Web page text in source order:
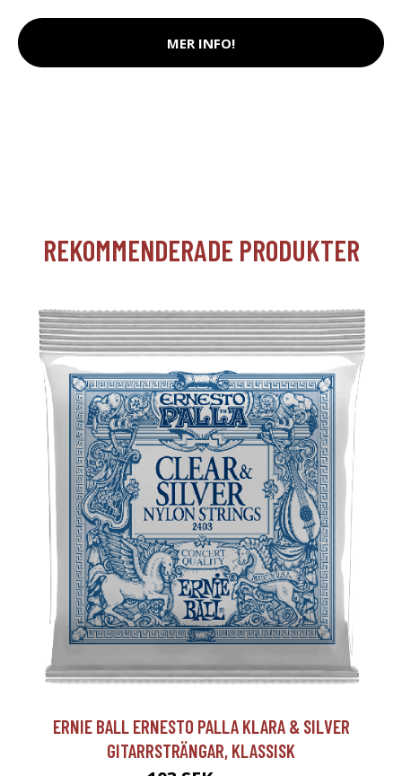
MER INFO!
REKOMMENDERADE PRODUKTER
ERNIE BALL ERNESTO PALLA KLARA & SILVER
GITARRSTRÄNGAR, KLASSISK